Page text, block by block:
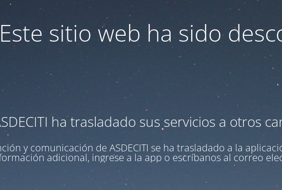
Este sitio web ha sido
ha trasladado sus servicios a otros
y comunicación de ASDECITI se ha trasladado a la
adicional, ingrese a la app o escríbanos al correo